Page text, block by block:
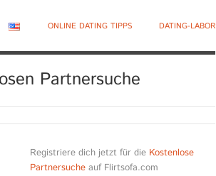
ONLINE DATING TIPPS DATING-LABOR
Partnersuche
Registriere dich jetzt für die Kostenlose
Partnersuche auf Flirtsofa.com